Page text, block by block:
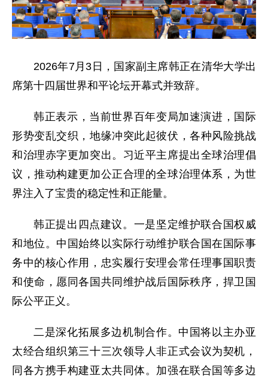
2026年7月3日，国家副主席韩正在清华大学出
席第十四届世界和平论坛开幕式并致辞。
韩正表示，当前世界百年变局加速演进，国际
形势变乱交织，地缘冲突此起彼伏，各种风险挑战
和治理赤字更加突出。习近平主席提出全球治理倡
议，推动构建更加公正合理的全球治理体系，为世
界注入了宝贵的稳定性和正能量。
韩正提出四点建议。一是坚定维护联合国权威
和地位。中国始终以实际行动维护联合国在国际事
务中的核心作用，忠实履行安理会常任理事国职责
和使命，愿同各国共同维护战后国际秩序，捍卫国
际公平正义。
二是深化拓展多边机制合作。中国将以主办亚
太经合组织第三十三次领导人非正式会议为契机，
同各方携手构建亚太共同体。加强在联合国等多边